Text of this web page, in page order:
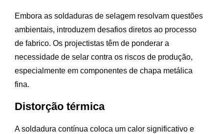
Embora as soldaduras de selagem resolvam questões
ambientais, introduzem desafios diretos ao processo
de fabrico. Os projectistas têm de ponderar a
necessidade de selar contra os riscos de produção,
especialmente em componentes de chapa metálica
fina.
Distorção térmica
A soldadura contínua coloca um calor significativo e